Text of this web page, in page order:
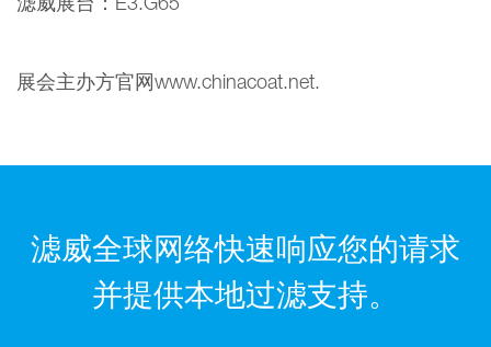
滤威展台：E3.G65
展会主办方官网www.chinacoat.net.
滤威全球网络快速响应您的请求
并提供本地过滤支持。